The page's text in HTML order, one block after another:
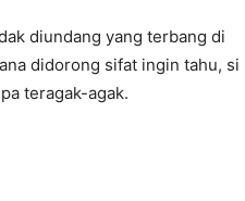
diundang yang terbang di
didorong sifat ingin tahu, si
teragak-agak.